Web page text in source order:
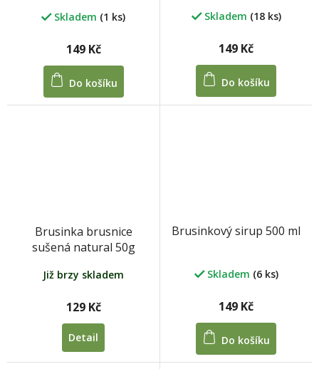
Skladem (1 ks)
149 Kč
Do košíku
Skladem (18 ks)
149 Kč
Do košíku
Brusinka brusnice
sušená natural 50g
Již brzy skladem
129 Kč
Detail
Brusinkový sirup 500 ml
Skladem (6 ks)
149 Kč
Do košíku